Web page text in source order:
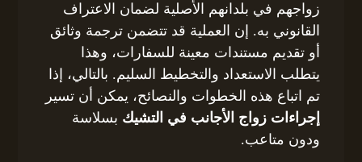
زواجهم في بلدانهم الأصلية لضمان الاعتراف
القانوني به. إن العملية قد تتضمن ترجمة وثائق
أو تقديم مستندات معينة للسفارات، وهذا
يتطلب الاستعداد والتخطيط السليم. بالتالي، إذا
تم اتباع هذه الخطوات والنصائح، يمكن أن تسير
إجراءات زواج الأجانب في التشيك بسلاسة
ودون متاعب.